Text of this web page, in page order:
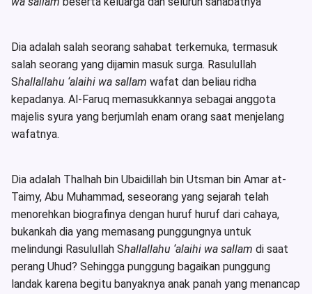
Dia adalah salah seorang sahabat terkemuka, termasuk
salah seorang yang dijamin masuk surga. Rasulullah
Shallallahu ‘alaihi wa sallam wafat dan beliau ridha
kepadanya. Al-Faruq memasukkannya sebagai anggota
majelis syura yang berjumlah enam orang saat menjelang
wafatnya.
Dia adalah Thalhah bin Ubaidillah bin Utsman bin Amar at-
Taimy, Abu Muhammad, seseorang yang sejarah telah
menorehkan biografinya dengan huruf huruf dari cahaya,
bukankah dia yang memasang punggungnya untuk
melindungi Rasulullah Shallallahu ‘alaihi wa sallam di saat
perang Uhud? Sehingga punggung bagaikan punggung
landak karena begitu banyaknya anak panah yang menancap